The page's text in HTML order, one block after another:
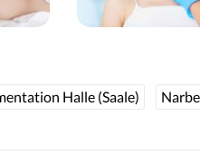
Halle (Saale)